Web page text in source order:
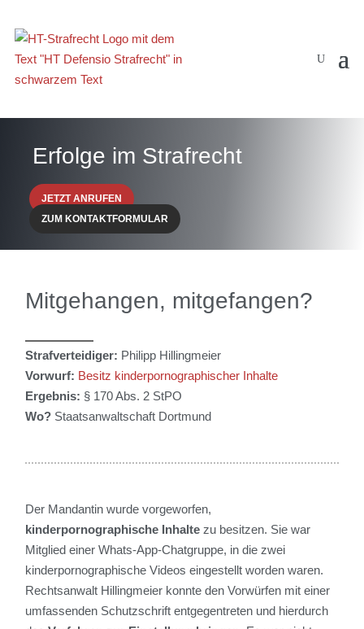
Erfolge im Strafrecht
JETZT ANRUFEN
ZUM KONTAKTFORMULAR
Mitgehangen, mitgefangen?
Strafverteidiger: Philipp Hillingmeier
Vorwurf: Besitz kinderpornographischer Inhalte
Ergebnis: § 170 Abs. 2 StPO
Wo? Staatsanwaltschaft Dortmund
Der Mandantin wurde vorgeworfen,
kinderpornographische Inhalte zu besitzen. Sie war
Mitglied einer Whats-App-Chatgruppe, in die zwei
kinderpornographische Videos eingestellt worden waren.
Rechtsanwalt Hillingmeier konnte den Vorwürfen mit einer
umfassenden Schutzschrift entgegentreten und hierdurch